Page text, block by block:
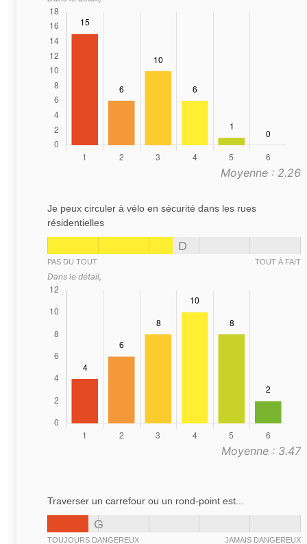
Moyenne : 2.26
Je peux circuler à vélo en sécurité dans les rues
résidentielles
D
PAS DU TOUT TOUT À FAIT
Dans le détail,
Moyenne : 3.47
Traverser un carrefour ou un rond-point est...
G
TOUJOURS DANGEREUX JAMAIS DANGEREUX